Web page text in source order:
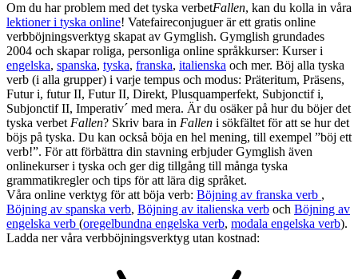
Om du har problem med det tyska verbetFallen, kan du kolla in våra
lektioner i tyska online! Vatefaireconjuguer är ett gratis online
verbböjningsverktyg skapat av Gymglish. Gymglish grundades
2004 och skapar roliga, personliga online språkkurser: Kurser i
engelska, spanska, tyska, franska, italienska och mer. Böj alla tyska
verb (i alla grupper) i varje tempus och modus: Präteritum, Präsens,
Futur i, futur II, Futur II, Direkt, Plusquamperfekt, Subjonctif i,
Subjonctif II, Imperativ´ med mera. Är du osäker på hur du böjer det
tyska verbet Fallen? Skriv bara in Fallen i sökfältet för att se hur det
böjs på tyska. Du kan också böja en hel mening, till exempel ”böj ett
verb!”. För att förbättra din stavning erbjuder Gymglish även
onlinekurser i tyska och ger dig tillgång till många tyska
grammatikregler och tips för att lära dig språket.
Våra online verktyg för att böja verb: Böjning av franska verb ,
Böjning av spanska verb, Böjning av italienska verb och Böjning av
engelska verb (oregelbundna engelska verb, modala engelska verb).
Ladda ner våra verbböjningsverktyg utan kostnad: